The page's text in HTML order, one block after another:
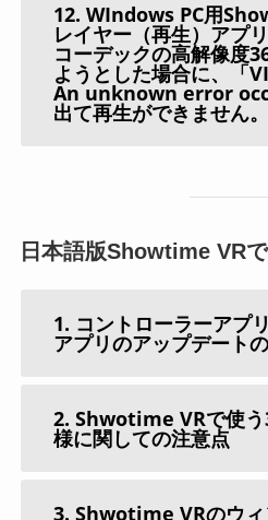
12. WIndows PC用
レイヤー（再生）アプ
コーデックの高解像度
ようとした場合に、「
An unknown error
出て再生ができません。
日本語版Showtime VR
1. コントローラーアプ
アプリのアップデート
2. Shwotime VRで使う
様に関しての注意点
3. Shwotime VRのウィ